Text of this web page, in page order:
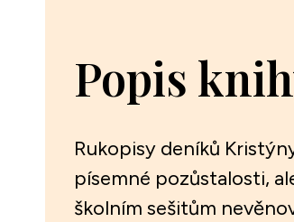
Popis
Rukopisy deníků
písemné pozůstalosti,
školním sešitům